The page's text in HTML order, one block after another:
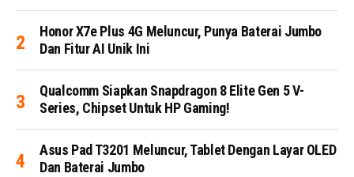
Honor X7e Plus 4G Meluncur, Punya Baterai Jumbo
Dan Fitur AI Unik Ini
Qualcomm Siapkan Snapdragon 8 Elite Gen 5 V-
Series, Chipset Untuk HP Gaming!
Asus Pad T3201 Meluncur, Tablet Dengan Layar OLED
Dan Baterai Jumbo